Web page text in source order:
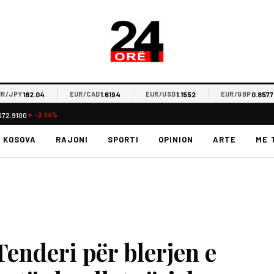
182.04 EUR/CAD1.6194 EUR/USD1.1552 EUR/GBP0.8577
▼ -2.04%
KOSOVA RAJONI SPORTI OPINION ARTE ME
për blerjen e